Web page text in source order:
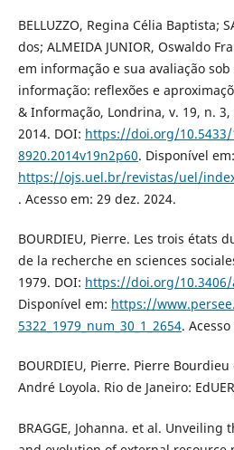
BELLUZZO, Regina Célia Baptista;
dos; ALMEIDA JUNIOR, Oswaldo
em informação e sua avaliação
informação: reflexões e
& Informação, Londrina, v. 19, n.
2014. DOI: https://doi.org/10.5433/
8920.2014v19n2p60. Disponível em:
https://ojs.uel.br/revistas/uel/
. Acesso em: 29 dez. 2024.
BOURDIEU, Pierre. Les trois états
de la recherche en sciences
1979. DOI: https://doi.org/10.3406/
Disponível em: https://
5322_1979_num_30_1_2654.
BOURDIEU, Pierre. Pierre
André Loyola. Rio de Janeiro:
BRAGGE, Johanna. et al.